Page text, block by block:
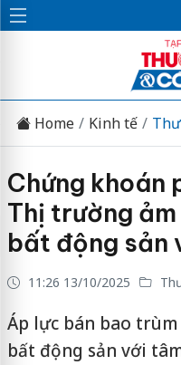
Home Kinh tế
Chứng khoán
Thị trường
bất động sản
11:26 13/10/2025
Áp lực bán bao
bất động sản với